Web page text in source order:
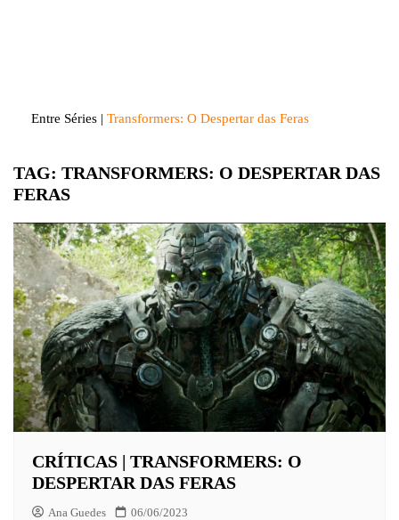
Entre Séries | Transformers: O Despertar das Feras
TAG: TRANSFORMERS: O DESPERTAR DAS
FERAS
CRÍTICAS | TRANSFORMERS: O
DESPERTAR DAS FERAS
Ana Guedes 06/06/2023